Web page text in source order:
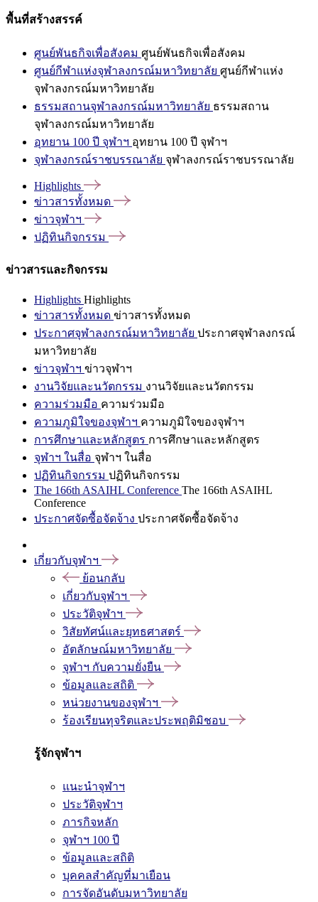
พื้นที่สร้างสรรค์
ศูนย์พันธกิจเพื่อสังคม ศูนย์พันธกิจเพื่อสังคม
ศูนย์กีฬาแห่งจุฬาลงกรณ์มหาวิทยาลัย ศูนย์กีฬาแห่ง
จุฬาลงกรณ์มหาวิทยาลัย
ธรรมสถานจุฬาลงกรณ์มหาวิทยาลัย ธรรมสถาน
จุฬาลงกรณ์มหาวิทยาลัย
อุทยาน 100 ปี จุฬาฯ อุทยาน 100 ปี จุฬาฯ
จุฬาลงกรณ์ราชบรรณาลัย จุฬาลงกรณ์ราชบรรณาลัย
Highlights
ข่าวสารทั้งหมด
ข่าวจุฬาฯ
ปฏิทินกิจกรรม
ข่าวสารและกิจกรรม
Highlights Highlights
ข่าวสารทั้งหมด ข่าวสารทั้งหมด
ประกาศจุฬาลงกรณ์มหาวิทยาลัย ประกาศจุฬาลงกรณ์
มหาวิทยาลัย
ข่าวจุฬาฯ ข่าวจุฬาฯ
งานวิจัยและนวัตกรรม งานวิจัยและนวัตกรรม
ความร่วมมือ ความร่วมมือ
ความภูมิใจของจุฬาฯ ความภูมิใจของจุฬาฯ
การศึกษาและหลักสูตร การศึกษาและหลักสูตร
จุฬาฯ ในสื่อ จุฬาฯ ในสื่อ
ปฏิทินกิจกรรม ปฏิทินกิจกรรม
The 166th ASAIHL Conference The 166th ASAIHL
Conference
ประกาศจัดซื้อจัดจ้าง ประกาศจัดซื้อจัดจ้าง
เกี่ยวกับจุฬาฯ
ย้อนกลับ
เกี่ยวกับจุฬาฯ
ประวัติจุฬาฯ
วิสัยทัศน์และยุทธศาสตร์
อัตลักษณ์มหาวิทยาลัย
จุฬาฯ กับความยั่งยืน
ข้อมูลและสถิติ
หน่วยงานของจุฬาฯ
ร้องเรียนทุจริตและประพฤติมิชอบ
รู้จักจุฬาฯ
แนะนำจุฬาฯ
ประวัติจุฬาฯ
ภารกิจหลัก
จุฬาฯ 100 ปี
ข้อมูลและสถิติ
บุคคลสำคัญที่มาเยือน
การจัดอันดับมหาวิทยาลัย